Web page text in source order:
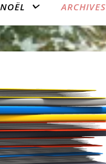
ARCHIVES